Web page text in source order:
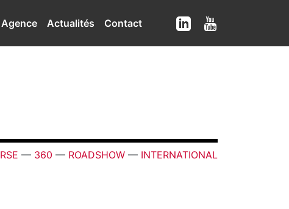
Agence Actualités Contact
RSE — 360 — ROADSHOW — INTERNATIONAL